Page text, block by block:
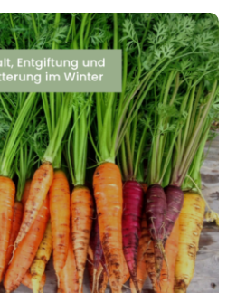
pro
Stoßwellentherapie
für Reiter und Pferd
Blog
& Karriere